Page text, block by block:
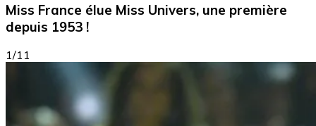
Miss France élue Miss Univers, une première
depuis 1953 !
1/11